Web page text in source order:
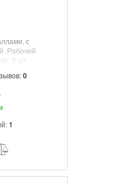
с
Рабочий
2 шт.
0
1